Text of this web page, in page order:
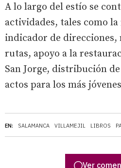
EN: SALAMANCA VILLAMEJIL LIBROS
A lo largo del estío se
actividades, tales como
indicador de direcciones,
rutas, apoyo a la
San Jorge, distribución
actos para los más
Ver